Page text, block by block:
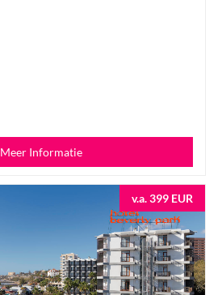
Meer Informatie
v.a. 399 EUR